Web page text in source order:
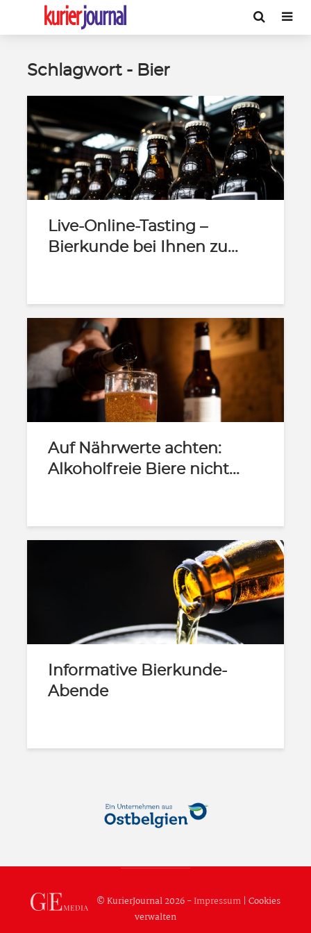
Schlagwort - Bier
Live-Online-Tasting –
Bierkunde bei Ihnen zu...
Auf Nährwerte achten:
Alkoholfreie Biere nicht...
Informative Bierkunde-
Abende
© KurierJournal 2026 -Impressum| Cookies
verwalten